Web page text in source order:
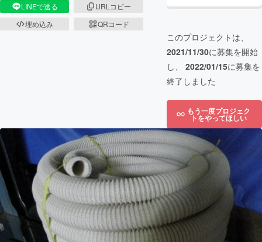
LINEで送る
URLコピー
埋め込み
QRコード
このプロジェクトは、
2021/11/30に募集を開始
し、 2022/01/15に募集を
終了しました
もう一度プロジェク
トをやってほしい